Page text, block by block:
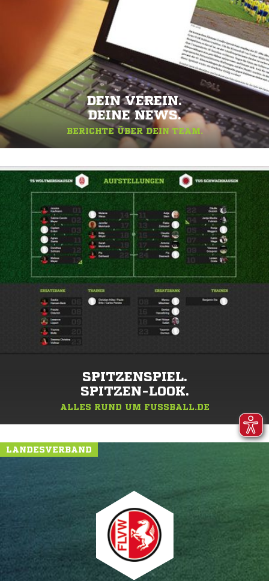
DEIN VEREIN.
DEINE NEWS.
BERICHTE ÜBER DEIN TEAM.
SPITZENSPIEL.
SPITZEN-LOOK.
ALLES RUND UM FUSSBALL.DE
LANDESVERBAND